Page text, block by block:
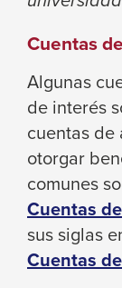
Cuentas
Algunas
de interés
cuentas de
otorgar
comunes
Cuentas
sus siglas
Cuentas